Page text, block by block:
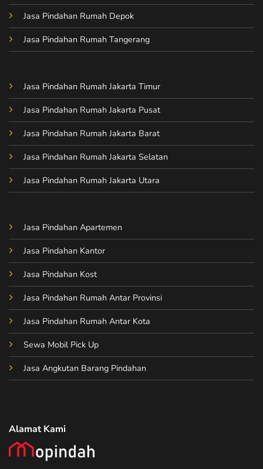
Jasa Pindahan Rumah Depok
Jasa Pindahan Rumah Tangerang
Jasa Pindahan Rumah Jakarta Timur
Jasa Pindahan Rumah Jakarta Pusat
Jasa Pindahan Rumah Jakarta Barat
Jasa Pindahan Rumah Jakarta Selatan
Jasa Pindahan Rumah Jakarta Utara
Jasa Pindahan Apartemen
Jasa Pindahan Kantor
Jasa Pindahan Kost
Jasa Pindahan Rumah Antar Provinsi
Jasa Pindahan Rumah Antar Kota
Sewa Mobil Pick Up
Jasa Angkutan Barang Pindahan
Alamat Kami